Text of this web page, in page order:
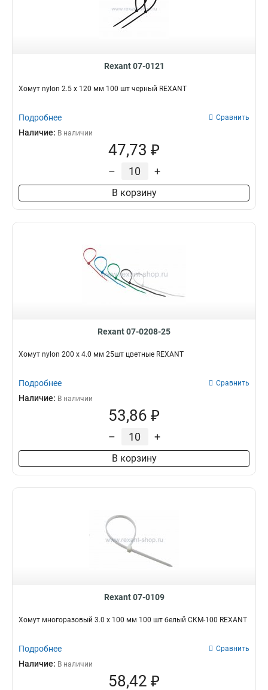
Rexant 07-0121
Хомут nylon 2.5 х 120 мм 100 шт черный REXANT
Подробнее Сравнить
Наличие: В наличии
47,73 ₽
– +
В корзину
Rexant 07-0208-25
Хомут nylon 200 х 4.0 мм 25шт цветные REXANT
Подробнее Сравнить
Наличие: В наличии
53,86 ₽
– +
В корзину
Rexant 07-0109
Хомут многоразовый 3.0 х 100 мм 100 шт белый СКМ-100 REXANT
Подробнее Сравнить
Наличие: В наличии
58,42 ₽